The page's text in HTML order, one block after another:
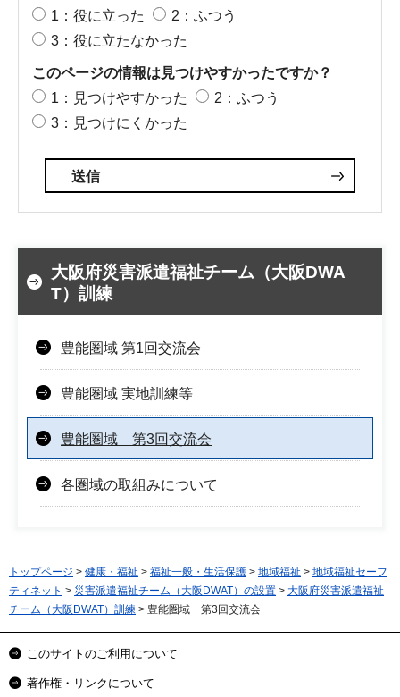
1：役に立った
2：ふつう
3：役に立たなかった
このページの情報は見つけやすかったですか？
1：見つけやすかった
2：ふつう
3：見つけにくかった
大阪府災害派遣福祉チーム（大阪DWA
T）訓練
豊能圏域 第1回交流会
豊能圏域 実地訓練等
豊能圏域 第3回交流会
各圏域の取組みについて
トップページ > 健康・福祉 > 福祉一般・生活保護 > 地域福祉 > 地域福祉セーフ
ティネット > 災害派遣福祉チーム（大阪DWAT）の設置 > 大阪府災害派遣福祉
チーム（大阪DWAT）訓練 > 豊能圏域 第3回交流会
このサイトのご利用について
著作権・リンクについて